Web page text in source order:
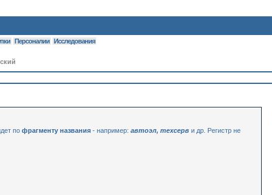
Персоналии Исследования
по фрагменту названия - например: автоэл, техсерв и др. Регистр не